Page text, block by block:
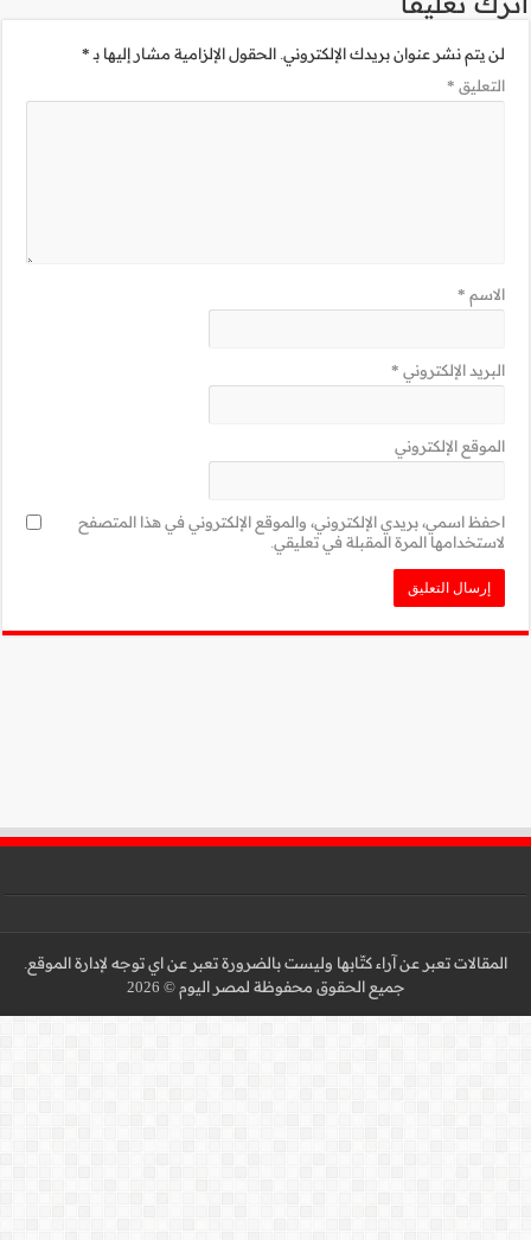
مشار إليها بـ*
في هذا المتصفح
عن اي توجه لإدارة الموقع.